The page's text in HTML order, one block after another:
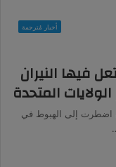
أخبار مُترجمة
فيها النيران
المتحدة
تقل 126 شخصًا بعد أن اضطرت إلى الهبوط في